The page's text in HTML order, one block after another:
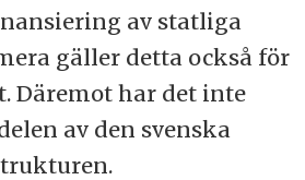
av statliga
gäller detta också för
Däremot har det inte
av den svenska